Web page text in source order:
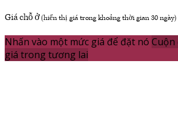
Giá chỗ ở(hiển thị giá trong khoảng thời gian 30 ngày)
Nhấn vào một mức giá để đặt nó Cuộn
giá trong tương lai